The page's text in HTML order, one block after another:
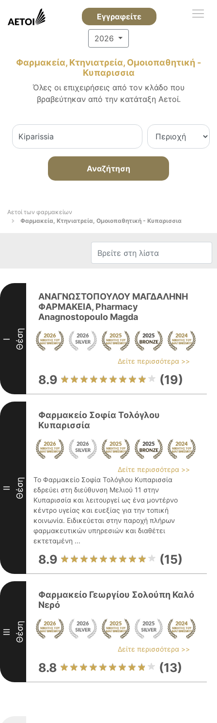
Εγγραφείτε
2026
Φαρμακεία, Κτηνιατρεία, Ομοιοπαθητική -
Κυπαρισσια
Όλες οι επιχειρήσεις από τον κλάδο που
βραβεύτηκαν από την κατάταξη Αετοί.
Αναζήτηση
Αετοί των φαρμακείων
Φαρμακεία, Κτηνιατρεία, Ομοιοπαθητική - Κυπαρισσια
I Θέση
ΑΝΑΓΝΩΣΤΟΠΟΥΛΟΥ ΜΑΓΔΑΛΗΝΗ
ΦΑΡΜΑΚΕΙΑ, Pharmacy
Anagnostopoulo Magda
Δείτε περισσότερα >>
8.9 (19)
II Θέση
Φαρμακείο Σοφία Τολόγλου
Κυπαρισσία
Δείτε περισσότερα >>
Το Φαρμακείο Σοφία Τολόγλου Κυπαρισσία
εδρεύει στη διεύθυνση Μελιού 11 στην
Κυπαρισσία και λειτουργεί ως ένα μοντέρνο
κέντρο υγείας και ευεξίας για την τοπική
κοινωνία. Ειδικεύεται στην παροχή πλήρων
φαρμακευτικών υπηρεσιών και διαθέτει
εκτεταμένη ...
8.9 (15)
III Θέση
Φαρμακείο Γεωργίου Σολούπη Καλό
Νερό
Δείτε περισσότερα >>
8.8 (13)